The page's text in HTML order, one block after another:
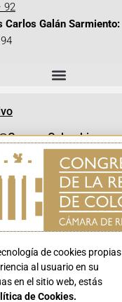
92
Carlos Galán Sarmiento:
de cookies propias
al usuario en su
en el sitio web, estás
de Cookies.